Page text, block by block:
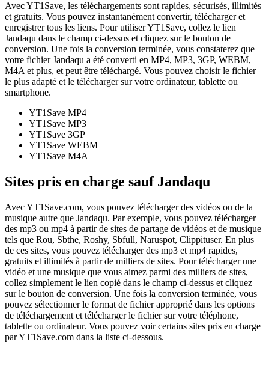
Avec YT1Save, les téléchargements sont rapides, sécurisés, illimités
et gratuits. Vous pouvez instantanément convertir, télécharger et
enregistrer tous les liens. Pour utiliser YT1Save, collez le lien
Jandaqu dans le champ ci-dessus et cliquez sur le bouton de
conversion. Une fois la conversion terminée, vous constaterez que
votre fichier Jandaqu a été converti en MP4, MP3, 3GP, WEBM,
M4A et plus, et peut être téléchargé. Vous pouvez choisir le fichier
le plus adapté et le télécharger sur votre ordinateur, tablette ou
smartphone.
YT1Save MP4
YT1Save MP3
YT1Save 3GP
YT1Save WEBM
YT1Save M4A
Sites pris en charge sauf Jandaqu
Avec YT1Save.com, vous pouvez télécharger des vidéos ou de la
musique autre que Jandaqu. Par exemple, vous pouvez télécharger
des mp3 ou mp4 à partir de sites de partage de vidéos et de musique
tels que Rou, Sbthe, Roshy, Sbfull, Naruspot, Clippituser. En plus
de ces sites, vous pouvez télécharger des mp3 et mp4 rapides,
gratuits et illimités à partir de milliers de sites. Pour télécharger une
vidéo et une musique que vous aimez parmi des milliers de sites,
collez simplement le lien copié dans le champ ci-dessus et cliquez
sur le bouton de conversion. Une fois la conversion terminée, vous
pouvez sélectionner le format de fichier approprié dans les options
de téléchargement et télécharger le fichier sur votre téléphone,
tablette ou ordinateur. Vous pouvez voir certains sites pris en charge
par YT1Save.com dans la liste ci-dessous.